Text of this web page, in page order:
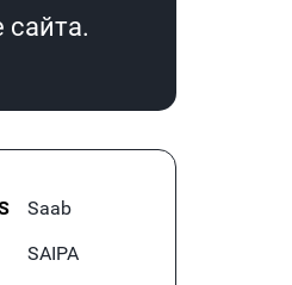
Saab
SAIPA